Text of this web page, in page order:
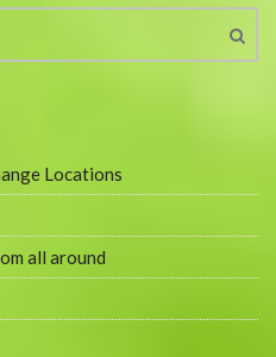
Locations
all around